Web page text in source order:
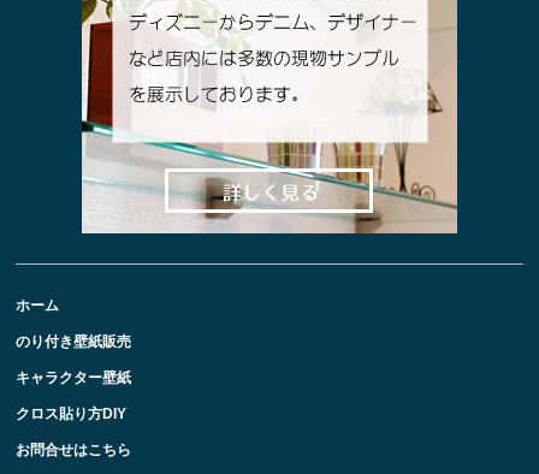
ホーム
のり付き壁紙販売
キャラクター壁紙
クロス貼り方DIY
お問合せはこちら